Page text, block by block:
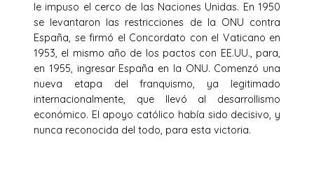
le impuso el cerco de las Naciones Unidas. En 1950
se levantaron las restricciones de la ONU contra
España, se firmó el Concordato con el Vaticano en
1953, el mismo año de los pactos con EE.UU., para,
en 1955, ingresar España en la ONU. Comenzó una
nueva etapa del franquismo, ya legitimado
internacionalmente, que llevó al desarrollismo
económico. El apoyo católico había sido decisivo, y
nunca reconocida del todo, para esta victoria.